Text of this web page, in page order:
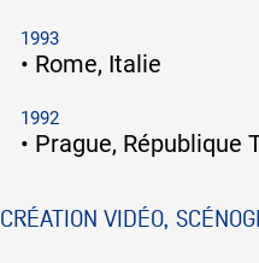
1993
• Rome, Italie
1992
• Prague, République
CRÉATION VIDÉO,